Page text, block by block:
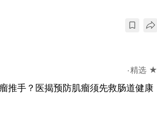
精选 ★
推手？医揭预防肌瘤须先救肠道健康